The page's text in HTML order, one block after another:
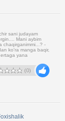
sani judayam
Mani aybim
chaqirganimmi...? -
ko'ra manga baqir,
yana
(0)